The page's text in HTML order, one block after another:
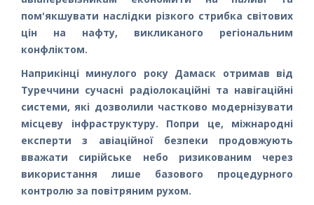
пом'якшувати наслідки різкого стрибка світових
цін на нафту, викликаного регіональним
конфліктом.
Наприкінці минулого року Дамаск отримав від
Туреччини сучасні радіолокаційні та навігаційні
системи, які дозволили частково модернізувати
місцеву інфраструктуру. Попри це, міжнародні
експерти з авіаційної безпеки продовжують
вважати сирійське небо ризикованим через
використання лише базового процедурного
контролю за повітряним рухом.